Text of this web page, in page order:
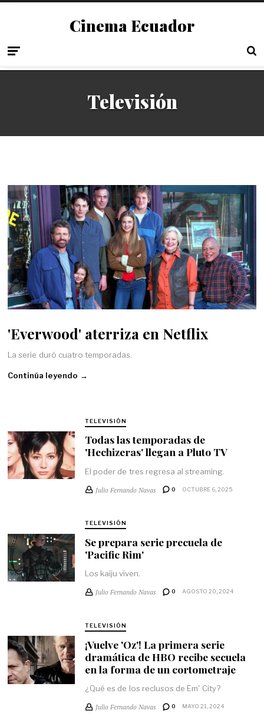
Cinema Ecuador
Televisión
'Everwood' aterriza en Netflix
La serie duró cuatro temporadas.
Continúa leyendo →
TELEVISIÓN
Todas las temporadas de
'Hechizeras' llegan a Pluto TV
El poder de tres regresa al streaming.
Julio Fernando Navas 0 OCTUBRE 6, 2025
TELEVISIÓN
Se prepara serie precuela de
'Pacific Rim'
Los kaiju viven.
Julio Fernando Navas 0 AGOSTO 20, 2024
TELEVISIÓN
¡Vuelve 'Oz'! La primera serie
dramática de HBO recibe secuela
en la forma de un cortometraje
¿Qué es de los reclusos de Em' City?
Julio Fernando Navas 0 MAYO 21, 2024